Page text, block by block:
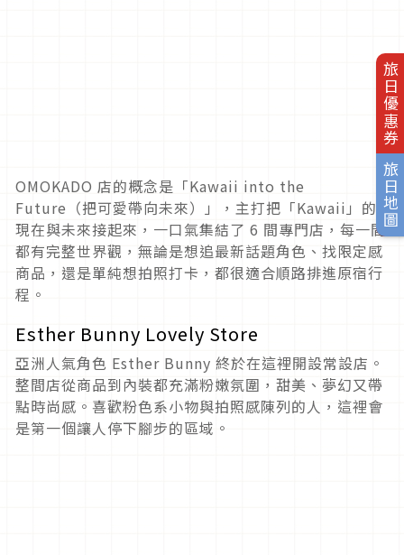
旅日優惠券
旅日地圖
OMOKADO 店的概念是「Kawaii into the
Future（把可愛帶向未來）」，主打把「Kawaii」的
現在與未來接起來，一口氣集結了 6 間專門店，每一間
都有完整世界觀，無論是想追最新話題角色、找限定感
商品，還是單純想拍照打卡，都很適合順路排進原宿行
程。
Esther Bunny Lovely Store
亞洲人氣角色 Esther Bunny 終於在這裡開設常設店。
整間店從商品到內裝都充滿粉嫩氛圍，甜美、夢幻又帶
點時尚感。喜歡粉色系小物與拍照感陳列的人，這裡會
是第一個讓人停下腳步的區域。